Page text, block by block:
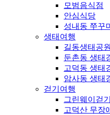
모범음식점
안심식당
성내동 쭈꾸
생태여행
길동생태공원
둔촌동 생태
고덕동 생태
암사동 생태
걷기여행
그린웨이걷기
고덕산 무장